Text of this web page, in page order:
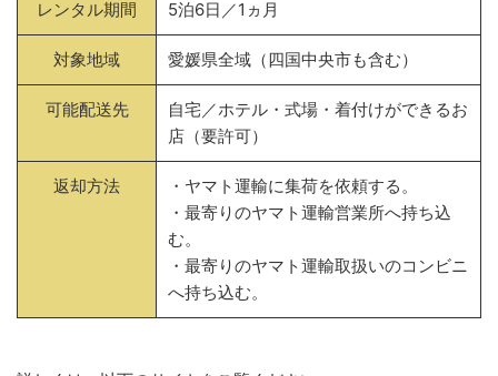
レンタル期間 5泊6日／1ヵ月
対象地域 愛媛県全域（四国中央市も含む）
可能配送先
自宅／ホテル・式場・着付けができるお
店（要許可）
返却方法
・ヤマト運輸に集荷を依頼する。
・最寄りのヤマト運輸営業所へ持ち込
む。
・最寄りのヤマト運輸取扱いのコンビニ
へ持ち込む。